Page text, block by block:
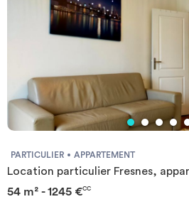
PARTICULIER APPARTEMENT
Location particulier Fresnes,
54 m² - 1245 €CC